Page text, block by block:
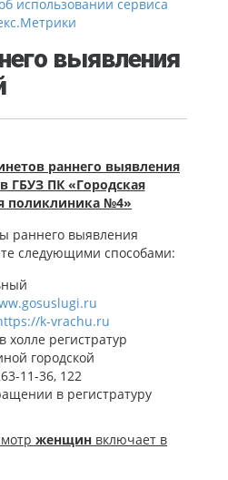
использовании сервиса
выявления
раннего выявления
ГБУЗ ПК «Городская
поликлиника №4»
раннего выявления
следующими способами:
k-vrachu.ru
холле регистратур
городской
11-36, 122
в регистратуру
женщин включает в